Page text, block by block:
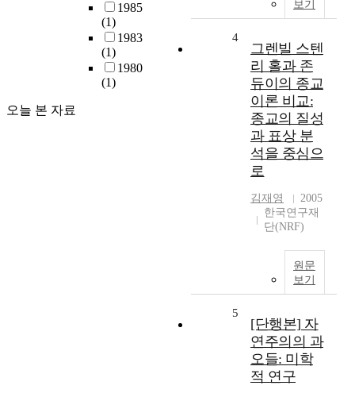
1985
(1)
1983
(1)
1980
(1)
오늘 본 자료
보기
4
그렌빌 스텐
리 홀과 존
듀이의 종교
이론 비교:
종교의 질성
과 표상 분
석을 중심으
로
김재영
2005
한국연구재
단(NRF)
원문
보기
5
[단행본] 자
연주의의 과
오들: 미학
적 연구